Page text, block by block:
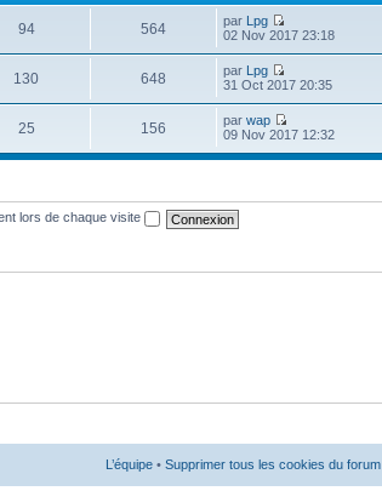
94 564 par Lpg
02 Nov 2017 23:18
130 648 par Lpg
31 Oct 2017 20:35
25 156 parwap
09 Nov 2017 12:32
lors de chaque visite
L’équipe • Supprimer tous les cookies du forum